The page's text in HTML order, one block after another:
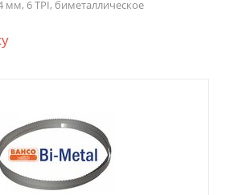
мм, 6 TPI, биметаллическое